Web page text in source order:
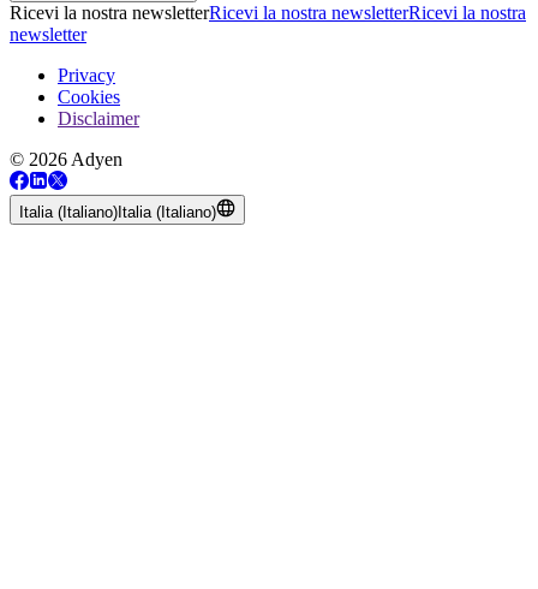
Ricevi la nostra newsletterRicevi la nostra newsletterRicevi la nostra
newsletter
Privacy
Cookies
Disclaimer
© 2026 Adyen
Italia (Italiano) Italia (Italiano)